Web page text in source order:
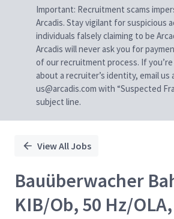
Important: Recruitment scams
Arcadis. Stay vigilant for suspicious
individuals falsely claiming to be
Arcadis will never ask you for
of our recruitment process. If
about a recruiter’s identity, email
us@arcadis.com with “Suspected
subject line.
View All Jobs
Bauüberwacher
KIB/Ob, 50 Hz/